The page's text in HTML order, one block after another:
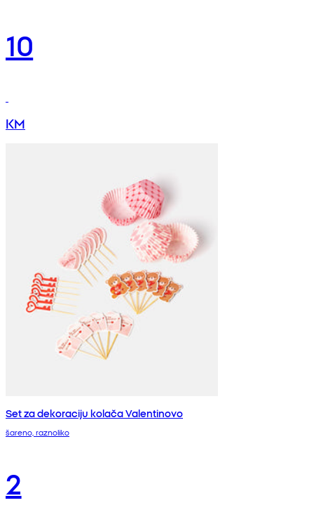
10
KM
Set za dekoraciju kolača Valentinovo
šareno, raznoliko
2